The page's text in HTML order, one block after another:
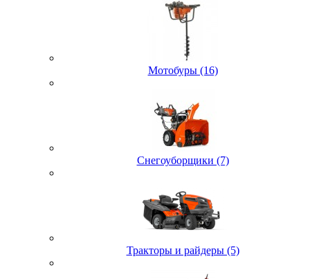
Мотобуры (16)
Снегоуборщики (7)
Тракторы и райдеры (5)